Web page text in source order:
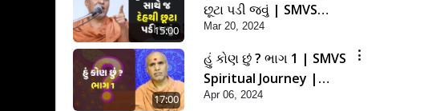
15:00
છૂટા પડી જવું | SMVS
Spiritual Journey |
Anadimukta Gyan
Mar 20, 2024
17:00
હું કોણ છું ? ભાગ 1 | SMVS
Spiritual Journey |
Anadimukta Gyan
Apr 06, 2024